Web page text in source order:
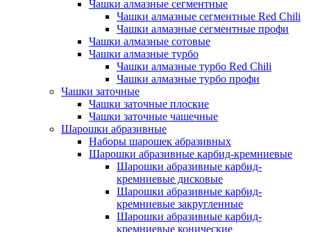
Чашки алмазные сегментные
Чашки алмазные сегментные Red Chili
Чашки алмазные сегментные профи
Чашки алмазные сотовые
Чашки алмазные турбо
Чашки алмазные турбо Red Chili
Чашки алмазные турбо профи
Чашки заточные
Чашки заточные плоские
Чашки заточные чашечные
Шарошки абразивные
Наборы шарошек абразивных
Шарошки абразивные карбид-кремниевые
Шарошки абразивные карбид-
кремниевые дисковые
Шарошки абразивные карбид-
кремниевые закругленные
Шарошки абразивные карбид-
кремниевые конические